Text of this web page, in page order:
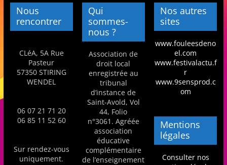
o
i
s
r
s
,
é
d
u
c
a
Nous
rencontrer
CLéA, 5A Rue
Pasteur
57350 STIRING
WENDEL
06 07 21 71 20
06 85 11 52 60
Sur rendez-vous
uniquement.
Qui
sommes-
nous ?
Association de
droit local
enregistrée au
tribunal
d’instance de
Saint-Avold, Vol
44, Folio
n°3061. Agréée
association
éducative
complémentaire
de l’enseignement
Nos autres
sites
www.fouleesdeno
el.com
www.festivalactu.f
r
www.9sensprod.c
om
Mentions
légales
Consulter nos